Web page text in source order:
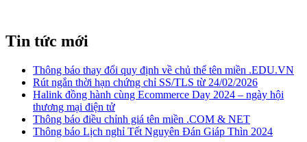
Tin tức mới
Thông báo thay đổi quy định về chủ thể tên miền .EDU.VN
Rút ngắn thời hạn chứng chỉ SS/TLS từ 24/02/2026
Halink đồng hành cùng Ecommerce Day 2024 – ngày hội
thương mại điện tử
Thông báo điều chỉnh giá tên miền .COM & NET
Thông báo Lịch nghỉ Tết Nguyên Đán Giáp Thìn 2024